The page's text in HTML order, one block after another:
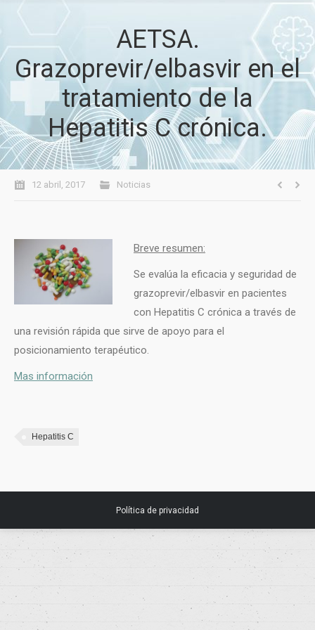
AETSA.
Grazoprevir/elbasvir en el
tratamiento de la
Hepatitis C crónica.
12 abril, 2017 Noticias
Breve resumen:
Se evalúa la eficacia y seguridad de
grazoprevir/elbasvir en pacientes
con Hepatitis C crónica a través de
una revisión rápida que sirve de apoyo para el
posicionamiento terapéutico.
Mas información
Hepatitis C
Política de privacidad